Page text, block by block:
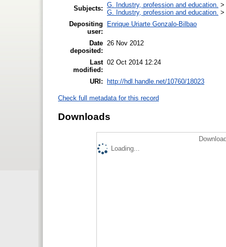
Subjects: G. Industry, profession and education. >
G. Industry, profession and education. >
Depositing
user:
Enrique Uriarte Gonzalo-Bilbao
Date
deposited:
26 Nov 2012
Last
modified:
02 Oct 2014 12:24
URI: http://hdl.handle.net/10760/18023
Check full metadata for this record
Downloads
Loading...